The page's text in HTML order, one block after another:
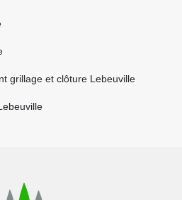
grillage et clôture Lebeuville